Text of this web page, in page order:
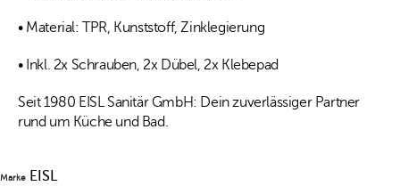
• Material: TPR, Kunststoff, Zinklegierung
• Inkl. 2x Schrauben, 2x Dübel, 2x Klebepad
Seit 1980 EISL Sanitär GmbH: Dein zuverlässiger Partner
rund um Küche und Bad.
Marke EISL